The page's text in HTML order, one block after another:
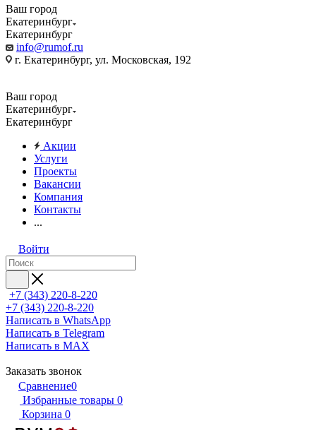
Ваш город
Екатеринбург
Екатеринбург
info@rumof.ru
г. Екатеринбург, ул. Московская, 192
Ваш город
Екатеринбург
Екатеринбург
Акции
Услуги
Проекты
Вакансии
Компания
Контакты
...
Войти
+7 (343) 220-8-220
+7 (343) 220-8-220
Написать в WhatsApp
Написать в Telegram
Написать в MAX
Заказать звонок
Сравнение0
Избранные товары 0
Корзина 0